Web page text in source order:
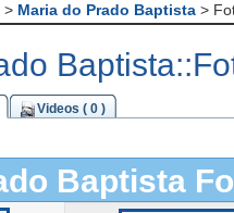
> Maria do Prado Baptista >
Videos ( 0 )
Baptista